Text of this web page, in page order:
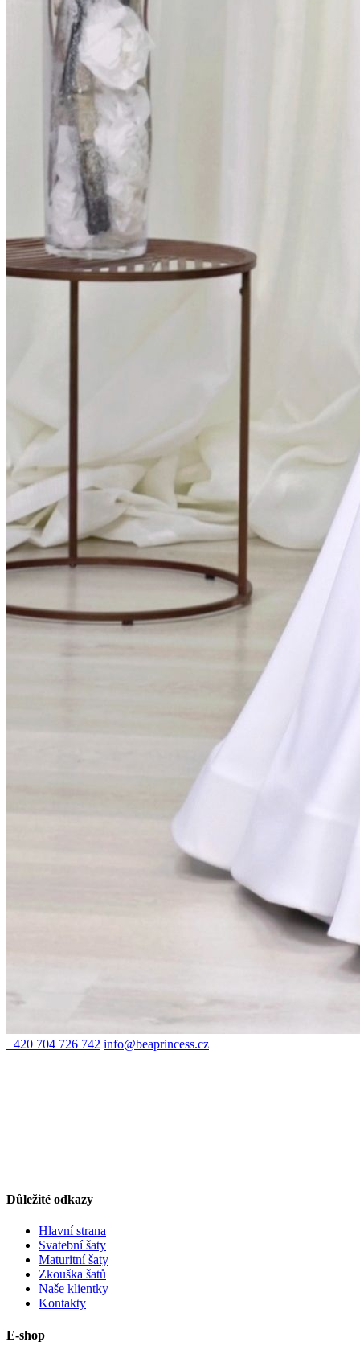
+420 704 726 742 info@beaprincess.cz
Důležité odkazy
Hlavní strana
Svatební šaty
Maturitní šaty
Zkouška šatů
Naše klientky
Kontakty
E-shop